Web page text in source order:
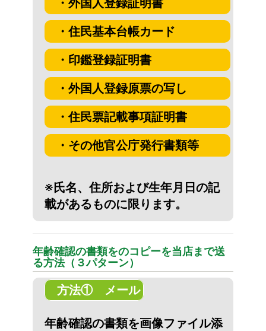
・外国人登録証明書
・住民基本台帳カード
・印鑑登録証明書
・外国人登録原票の写し
・住民票記載事項証明書
・その他官公庁発行書類等
※氏名、住所および生年月日の記
載があるものに限ります。
年齢確認の書類をのコピーを当店まで送
る方法（３パターン）
方法① メール
年齢確認の書類を画像ファイル添